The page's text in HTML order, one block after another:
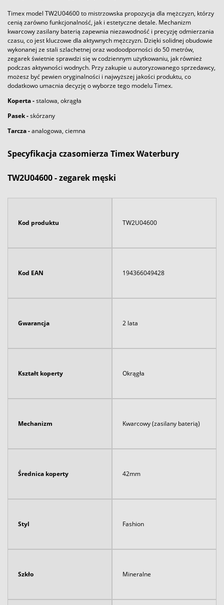
Timex model TW2U04600 to mistrzowska propozycja dla mężczyzn, którzy
cenią zarówno funkcjonalność, jak i estetyczne detale. Mechanizm
kwarcowy zasilany baterią zapewnia niezawodność i precyzję odmierzania
czasu, co jest kluczowe dla aktywnych mężczyzn. Dzięki solidnej obudowie
wykonanej ze stali szlachetnej oraz wodoodporności do 50 metrów,
zegarek świetnie sprawdzi się w codziennym użytkowaniu, jak również
podczas aktywności wodnych. Przy zakupie u autoryzowanego sprzedawcy,
możesz być pewien oryginalności i najwyższej jakości produktu, co
dodatkowo umacnia decyzję o wyborze tego modelu Timex.
Koperta -stalowa, okrągła
Pasek-skórzany
Tarcza -analogowa, ciemna
Specyfikacja czasomierza Timex Waterbury
TW2U04600 - zegarek męski
Kod produktu TW2U04600
Kod EAN 194366049428
Gwarancja 2 lata
Kształt koperty Okrągła
Mechanizm Kwarcowy (zasilany baterią)
Średnica koperty 42mm
Styl Fashion
Szkło Mineralne